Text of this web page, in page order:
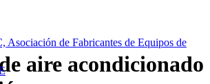
Asociación de Fabricantes de Equipos de
aire acondicionado